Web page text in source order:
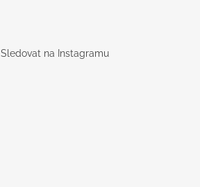
Sledovat na Instagramu